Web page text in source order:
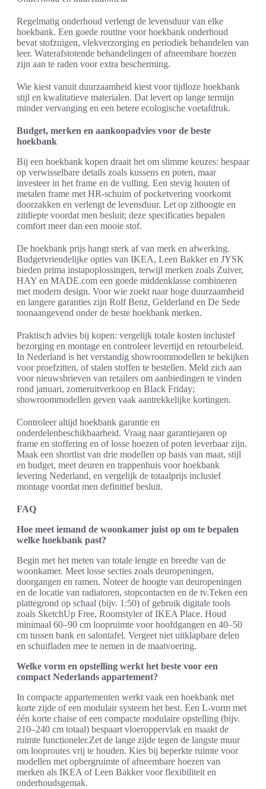
Regelmatig onderhoud verlengt de levensduur van elke
hoekbank. Een goede routine voor hoekbank onderhoud
bevat stofzuigen, vlekverzorging en periodiek behandelen van
leer. Waterafstotende behandelingen of afneembare hoezen
zijn aan te raden voor extra bescherming.
Wie kiest vanuit duurzaamheid kiest voor tijdloze hoekbank
stijl en kwalitatieve materialen. Dat levert op lange termijn
minder vervanging en een betere ecologische voetafdruk.
Budget, merken en aankoopadvies voor de beste
hoekbank
Bij een hoekbank kopen draait het om slimme keuzes: bespaar
op verwisselbare details zoals kussens en poten, maar
investeer in het frame en de vulling. Een stevig houten of
metalen frame met HR-schuim of pocketvering voorkomt
doorzakken en verlengt de levensduur. Let op zithoogte en
zitdiepte voordat men besluit; deze specificaties bepalen
comfort meer dan een mooie stof.
De hoekbank prijs hangt sterk af van merk en afwerking.
Budgetvriendelijke opties van IKEA, Leen Bakker en JYSK
bieden prima instapoplossingen, terwijl merken zoals Zuiver,
HAY en MADE.com een goede middenklasse combineren
met modern design. Voor wie zoekt naar hoge duurzaamheid
en langere garanties zijn Rolf Benz, Gelderland en De Sede
toonaangevend onder de beste hoekbank merken.
Praktisch advies bij kopen: vergelijk totale kosten inclusief
bezorging en montage en controleer levertijd en retourbeleid.
In Nederland is het verstandig showroommodellen te bekijken
voor proefzitten, of stalen stoffen te bestellen. Meld zich aan
voor nieuwsbrieven van retailers om aanbiedingen te vinden
rond januari, zomeruitverkoop en Black Friday;
showroommodellen geven vaak aantrekkelijke kortingen.
Controleer altijd hoekbank garantie en
onderdelenbeschikbaarheid. Vraag naar garantiejaren op
frame en stoffering en of losse hoezen of poten leverbaar zijn.
Maak een shortlist van drie modellen op basis van maat, stijl
en budget, meet deuren en trappenhuis voor hoekbank
levering Nederland, en vergelijk de totaalprijs inclusief
montage voordat men definitief besluit.
FAQ
Hoe meet iemand de woonkamer juist op om te bepalen
welke hoekbank past?
Begin met het meten van totale lengte en breedte van de
woonkamer. Meet losse secties zoals deuropeningen,
doorgangen en ramen. Noteer de hoogte van deuropeningen
en de locatie van radiatoren, stopcontacten en de tv.Teken een
plattegrond op schaal (bijv. 1:50) of gebruik digitale tools
zoals SketchUp Free, Roomstyler of IKEA Place. Houd
minimaal 60–90 cm loopruimte voor hoofdgangen en 40–50
cm tussen bank en salontafel. Vergeet niet uitklapbare delen
en schuifladen mee te nemen in de maatvoering.
Welke vorm en opstelling werkt het beste voor een
compact Nederlands appartement?
In compacte appartementen werkt vaak een hoekbank met
korte zijde of een modulair systeem het best. Een L-vorm met
één korte chaise of een compacte modulaire opstelling (bijv.
210–240 cm totaal) bespaart vloeroppervlak en maakt de
ruimte functioneler.Zet de lange zijde tegen de langste muur
om looproutes vrij te houden. Kies bij beperkte ruimte voor
modellen met opbergruimte of afneembare hoezen van
merken als IKEA of Leen Bakker voor flexibiliteit en
onderhoudsgemak.